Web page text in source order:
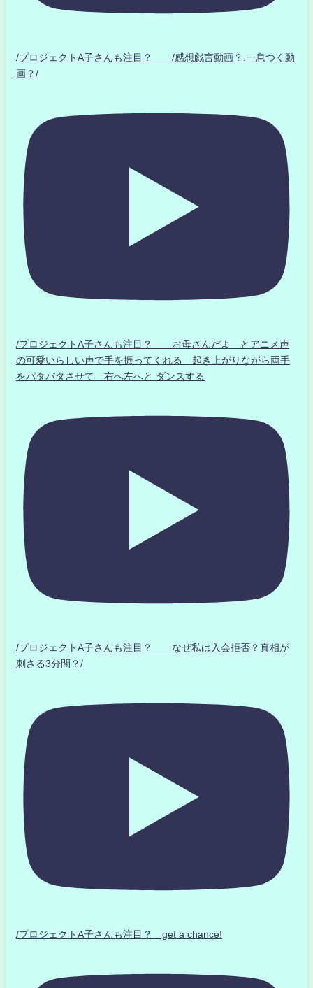
/プロジェクトA子さんも注目？ /感想戯言動画？.一息つく動
画？/
/プロジェクトA子さんも注目？ お母さんだよ とアニメ声
の可愛いらしい声で手を振ってくれる 起き上がりながら両手
をパタパタさせて 右へ左へと ダンスする
/プロジェクトA子さんも注目？ なぜ私は入会拒否？真相が
刺さる3分間？/
/プロジェクトA子さんも注目？ get a chance!